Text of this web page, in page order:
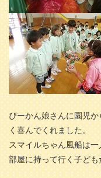
ぴーかん娘さんに園児
く喜んでくれました。
スマイルちゃん風船は
部屋に持って行く子ど